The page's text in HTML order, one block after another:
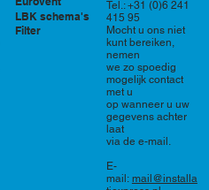
LBK schema's
Filter
Tel.: +31 (0)6 241
415 95
Mocht u ons niet
kunt bereiken,
nemen
we zo spoedig
mogelijk contact
met u
op wanneer u uw
gegevens achter
laat
via de e-mail.
E-
mail: mail@installa